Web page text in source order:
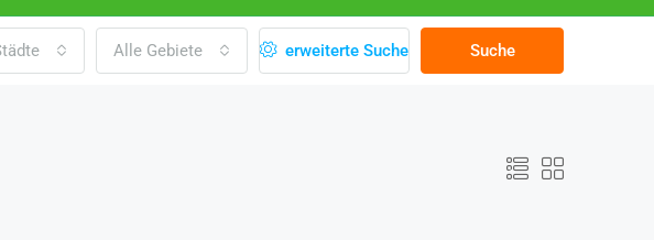
Alle Gebiete erweiterte Suche Suche